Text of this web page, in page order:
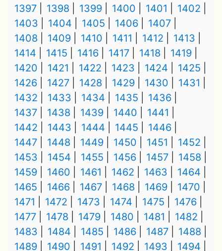
1397
1398 1399 1400 1401
1402
1403
1404 1405 1406
1407
1408
1409 1410 1411 1412
1413
1414
1415 1416 1417 1418
1419
1420
1421 1422 1423 1424
1425
1426
1427 1428 1429 1430
1431
1432
1433 1434 1435
1436
1437
1438 1439 1440
1441
1442
1443 1444 1445
1446
1447
1448 1449 1450 1451
1452
1453
1454 1455 1456 1457
1458
1459
1460 1461 1462 1463
1464
1465
1466 1467 1468 1469
1470
1471
1472 1473 1474 1475
1476
1477
1478 1479 1480 1481
1482
1483
1484 1485 1486 1487
1488
1489
1490 1491 1492 1493
1494